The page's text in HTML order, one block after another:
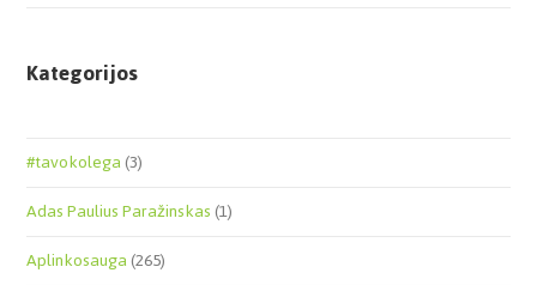
Kategorijos
#tavokolega(3)
Adas Paulius Paražinskas(1)
Aplinkosauga(265)